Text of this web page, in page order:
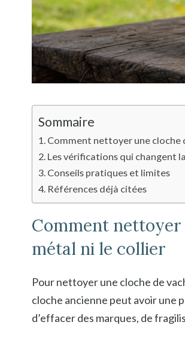
Sommaire
Comment nettoyer une cloche
Les vérifications qui changent
Conseils pratiques et limites
Références déjà citées
Comment nettoyer
métal ni le collier
Pour nettoyer une cloche de
cloche ancienne peut avoir une
d’effacer des marques, de